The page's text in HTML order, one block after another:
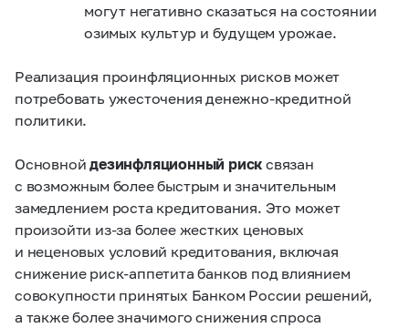
могут негативно сказаться на состоянии
озимых культур и будущем урожае.
Реализация проинфляционных рисков может
потребовать ужесточения денежно-кредитной
политики.
Основной дезинфляционный рисксвязан
с возможным более быстрым и значительным
замедлением роста кредитования. Это может
произойти из‑за более жестких ценовых
и неценовых условий кредитования, включая
снижение риск-аппетита банков под влиянием
совокупности принятых Банком России решений,
а также более значимого снижения спроса